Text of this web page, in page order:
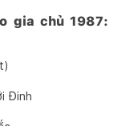
gia chủ 1987:
Đinh